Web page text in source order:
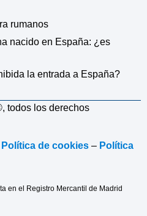
rumanos
nacido en España: ¿es
la entrada a España?
todos los derechos
Política de cookies – Política
en el Registro Mercantil de Madrid